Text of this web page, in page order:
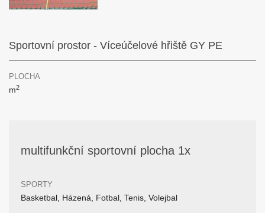
Sportovní prostor - Víceúčelové hřiště GY PE
PLOCHA
m2
multifunkční sportovní plocha 1x
SPORTY
Basketbal, Házená, Fotbal, Tenis, Volejbal